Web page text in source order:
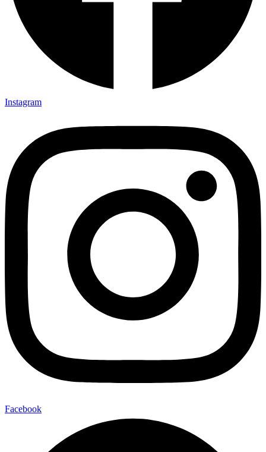
Instagram
Facebook